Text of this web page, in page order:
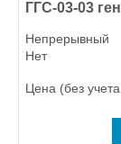
ГГС-03-03
Непрерывный
Нет
Цена (без